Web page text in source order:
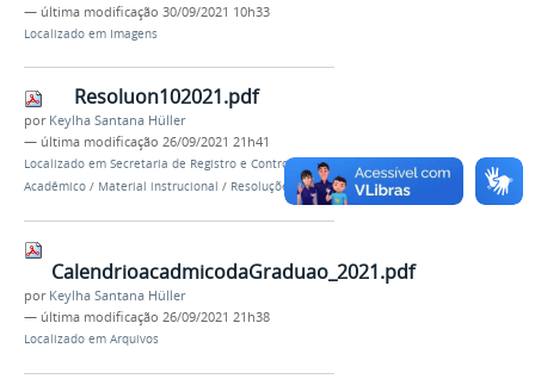
— última modificação 30/09/2021 10h33
Localizado em Imagens
Resoluon102021.pdf
por Keylha Santana Hüller
— última modificação 26/09/2021 21h41
Localizado em Secretaria de Registro e Controle
Acadêmico / Material instrucional / Resoluções
CalendrioacadmicodaGraduao_2021.pdf
por Keylha Santana Hüller
— última modificação 26/09/2021 21h38
Localizado em Arquivos